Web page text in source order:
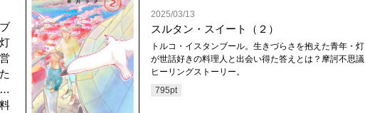
…
2025/03/13
スルタン・スイート（２）
トルコ・イスタンブール。生きづらさを抱えた青年・灯
が世話好きの料理人と出会い得た答えとは？摩訶不思議
ヒーリングストーリー。
795pt